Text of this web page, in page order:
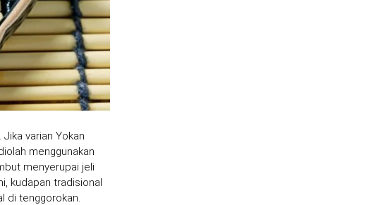
varian Yokan
menggunakan
menyerupai jeli
kudapan tradisional
di tenggorokan.